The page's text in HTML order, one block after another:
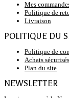
Mes
Politique de
Livraison
POLITIQUE DU
Politique de
Achats sécurisés
Plan du site
NEWSLETTER